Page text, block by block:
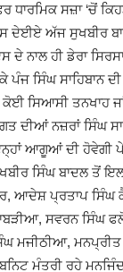
ਧਾਰਮਿਕ ਸਜ਼ਾ ‘ਚੋਂ
ਦੇਈਏ ਅੱਜ ਸੁਖਬੀਰ
ਦੇ ਨਾਲ ਹੀ ਡੇਰਾ
ਪੰਜ ਸਿੰਘ ਸਾਹਿਬਾਨ
ਸਿਆਸੀ ਤਨਖਾਹ
ਦੀਆਂ ਨਜ਼ਰਾਂ ਸਿੰਘ
ਆਗੂਆਂ ਦੀ ਹੋਵੇਗੀ
ਸਿੰਘ ਬਾਦਲ ਤੋਂ
ਆਦੇਸ਼ ਪ੍ਰਤਾਪ ਸਿੰਘ
ਸਵਰਨ ਸਿੰਘ
ਮਜੀਠੀਆ, ਮਨਪ੍ਰੀਤ
ਮੰਤਰੀ ਰਹੇ